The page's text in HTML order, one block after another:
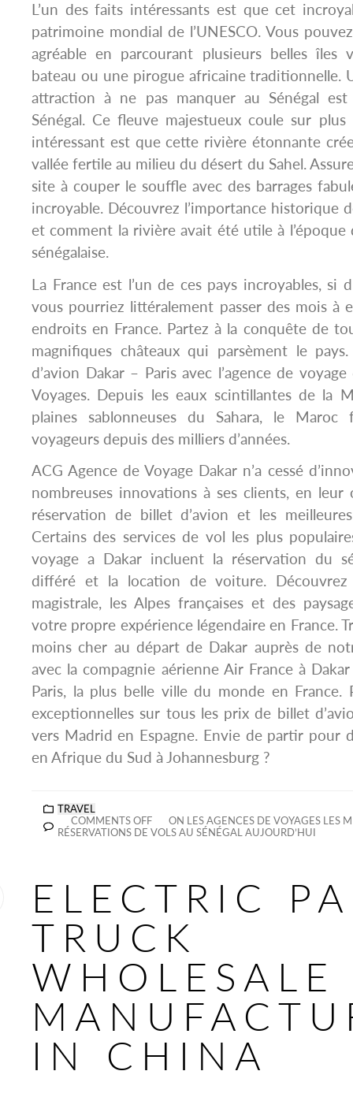
L’un des faits intéressants est que cet
patrimoine mondial de l’UNESCO. Vous
agréable en parcourant plusieurs belles îles
bateau ou une pirogue africaine traditionnelle.
attraction à ne pas manquer au Sénégal
Sénégal. Ce fleuve majestueux coule sur
intéressant est que cette rivière étonnante
vallée fertile au milieu du désert du Sahel.
site à couper le souffle avec des barrages
incroyable. Découvrez l’importance historique
et comment la rivière avait été utile à
sénégalaise.
La France est l’un de ces pays incroyables, si
vous pourriez littéralement passer des mois à
endroits en France. Partez à la conquête de
magnifiques châteaux qui parsèment le
d’avion Dakar – Paris avec l’agence de
Voyages. Depuis les eaux scintillantes de la
plaines sablonneuses du Sahara, le
voyageurs depuis des milliers d’années.
ACG Agence de Voyage Dakar n’a cessé
nombreuses innovations à ses clients, en
réservation de billet d’avion et les
Certains des services de vol les plus
voyage a Dakar incluent la réservation du
différé et la location de voiture. Découvrez
magistrale, les Alpes françaises et des
votre propre expérience légendaire en France.
moins cher au départ de Dakar auprès de
avec la compagnie aérienne Air France à
Paris, la plus belle ville du monde en
exceptionnelles sur tous les prix de billet
vers Madrid en Espagne. Envie de partir pour
en Afrique du Sud à Johannesburg ?
TRAVEL
COMMENTS OFF
ON LES AGENCES DE VOYAGES LES
RÉSERVATIONS DE VOLS AU SÉNÉGAL AUJOURD’HUI
ELECTRIC
TRUCK
WHOLESALE
IN CHINA